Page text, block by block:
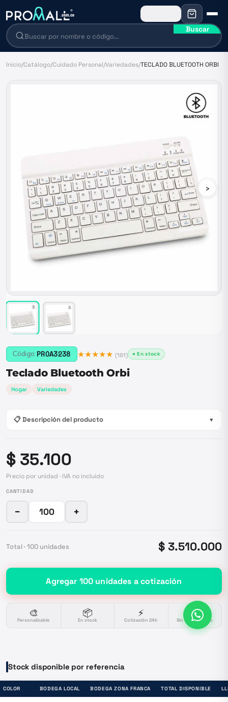
Buscar
Inicio/Catálogo/Cuidado Personal/Variedades/TECLADO BLUETOOTH ORBI
›
Código: PROA3238 ★★★★★ (181) ● En stock
Teclado Bluetooth Orbi
Hogar Variedades
📋 Descripción del producto ▼
$ 35.100
Precio por unidad · IVA no incluido
CANTIDAD
− +
Total · 100 unidades $ 3.510.000
Agregar 100 unidades a cotización
🎨
Personalizable
📦
En stock
⚡
Cotización 24h
🔒
Sin compromiso
Stock disponible por referencia
COLOR BODEGA LOCAL BODEGA ZONA FRANCA TOTAL DISPONIBLE